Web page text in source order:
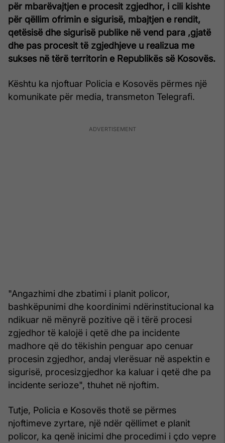
për mbarëvajtjen e procesit zgjedhor, i cili kishte
për qëllim ofrimin e sigurisë, mbajtjen e rendit,
qetësisë dhe sigurisë publike në vend para ,gjatë
dhe pas procesit të zgjedhjeve u realizua me
sukses në tërë territorin e Republikës së Kosovës.
Kështu ka njoftuar Policia e Kosovës përmes një
komunikate për media, transmeton Telegrafi.
"Angazhimi dhe zbatimi i planit policor,
bashkëpunimi dhe koordinimi ndërinstitucional ka
ndikuar në mënyrë pozitive që i tërë procesi
zgjedhor të kalojë i qetë dhe pa incidente
madhore që do tëkishin penguar apo cenuar
procesin zgjedhor, andaj vlerësuar në aspektin e
sigurisë, procesizgjedhor ka kaluar i qetë dhe pa
incidente serioze", thuhet në njoftim.
Tutje, Policia e Kosovës thotë se përmes
njoftimeve zyrtare, një ndër qëllimet e planit
policor, ka qenë inicimi dhe procedimi i çdo vepre